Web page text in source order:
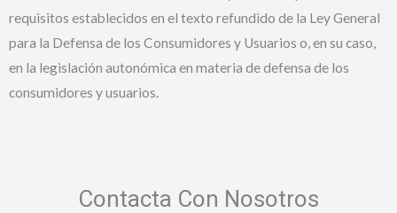
requisitos establecidos en el texto refundido de la Ley General
para la Defensa de los Consumidores y Usuarios o, en su caso,
en la legislación autonómica en materia de defensa de los
consumidores y usuarios.
Contacta Con Nosotros